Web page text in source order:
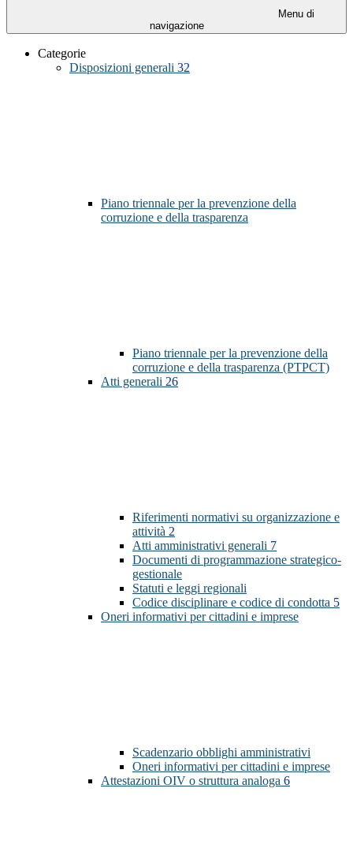
Menu di
navigazione
Categorie
Disposizioni generali 32
Piano triennale per la prevenzione della
corruzione e della trasparenza
Piano triennale per la prevenzione della
corruzione e della trasparenza (PTPCT)
Atti generali 26
Riferimenti normativi su organizzazione e
attività 2
Atti amministrativi generali 7
Documenti di programmazione strategico-
gestionale
Statuti e leggi regionali
Codice disciplinare e codice di condotta 5
Oneri informativi per cittadini e imprese
Scadenzario obblighi amministrativi
Oneri informativi per cittadini e imprese
Attestazioni OIV o struttura analoga 6